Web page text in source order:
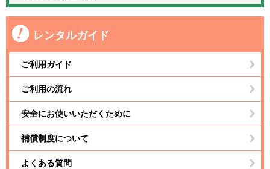
レンタルガイド
ご利用ガイド
ご利用の流れ
安全にお使いいただくために
補償制度について
よくある質問